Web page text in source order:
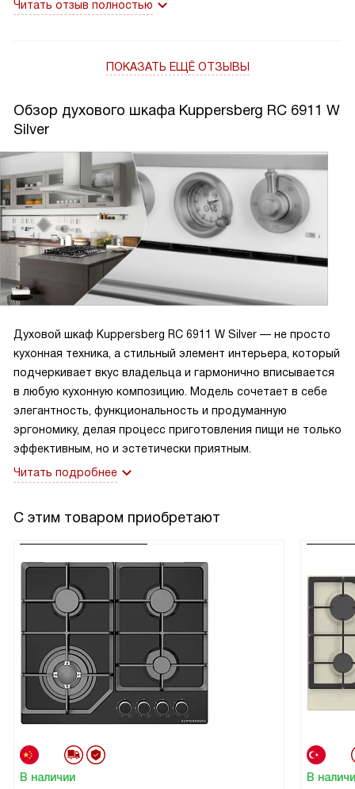
Читать отзыв полностью
ПОКАЗАТЬ ЕЩЁ ОТЗЫВЫ
Обзор духового шкафа Kuppersberg RC 6911 W
Silver
Духовой шкаф Kuppersberg RC 6911 W Silver — не просто
кухонная техника, а стильный элемент интерьера, который
подчеркивает вкус владельца и гармонично вписывается
в любую кухонную композицию. Модель сочетает в себе
элегантность, функциональность и продуманную
эргономику, делая процесс приготовления пищи не только
эффективным, но и эстетически приятным.
Читать подробнее
С этим товаром приобретают
В наличии В